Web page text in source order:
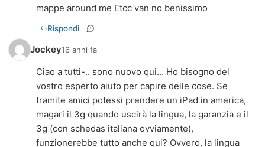
mappe around me Etcc van no benissimo
Rispondi
Jockey16 anni fa
Ciao a tutti-.. sono nuovo qui... Ho bisogno del
vostro esperto aiuto per capire delle cose. Se
tramite amici potessi prendere un iPad in america,
magari il 3g quando uscirà la lingua, la garanzia e il
3g (con schedas italiana ovviamente),
funzionerebbe tutto anche qui? Ovvero, la lingua